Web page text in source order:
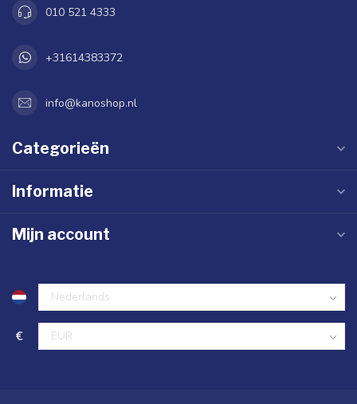
010 521 4333
+31614383372
info@kanoshop.nl
Categorieën
Informatie
Mijn account
€